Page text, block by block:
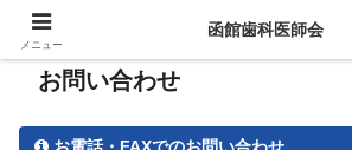
お問い合わせ
お電話・FAXでのお問い合わせ
メニュー
函館歯科医師会